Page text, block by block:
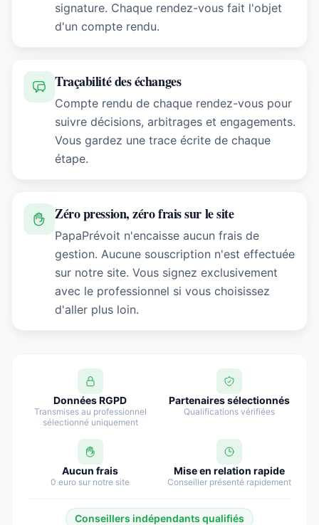
signature. Chaque rendez-vous fait l'objet
d'un compte rendu.
Traçabilité des échanges
Compte rendu de chaque rendez-vous pour
suivre décisions, arbitrages et engagements.
Vous gardez une trace écrite de chaque
étape.
Zéro pression, zéro frais sur le site
PapaPrévoit n'encaisse aucun frais de
gestion. Aucune souscription n'est effectuée
sur notre site. Vous signez exclusivement
avec le professionnel si vous choisissez
d'aller plus loin.
Données RGPD
Transmises au professionnel
sélectionné uniquement
Partenaires sélectionnés
Qualifications vérifiées
Aucun frais
0 euro sur notre site
Mise en relation rapide
Conseiller présenté rapidement
Conseillers indépendants qualifiés